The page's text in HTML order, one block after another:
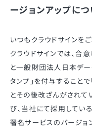
ージョンアップにつ
いつもクラウドサインを
クラウドサインでは、合
と一般財団法人日本デ
タンプ」を付与すること
とその後改ざんがされて
び、当社にて採用してい
署名サービスのバージョ